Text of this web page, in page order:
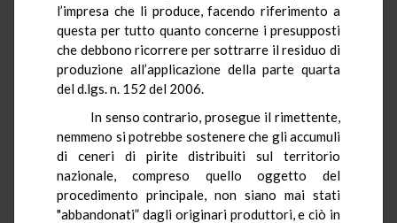
l’impresa che li produce, facendo riferimento a
questa per tutto quanto concerne i presupposti
che debbono ricorrere per sottrarre il residuo di
produzione all’applicazione della parte quarta
del d.lgs. n. 152 del 2006.
In senso contrario, prosegue il rimettente,
nemmeno si potrebbe sostenere che gli accumuli
di ceneri di pirite distribuiti sul territorio
nazionale, compreso quello oggetto del
procedimento principale, non siano mai stati
"abbandonati” dagli originari produttori, e ciò in